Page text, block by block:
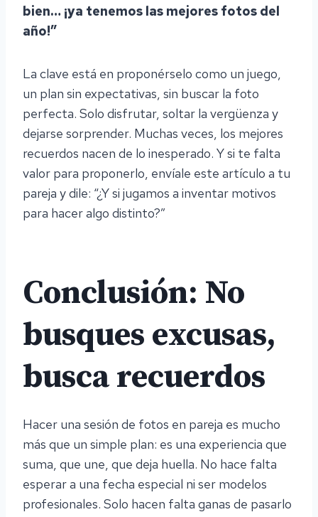
bien… ¡ya tenemos las mejores fotos del
año!”
La clave está en proponérselo como un juego,
un plan sin expectativas, sin buscar la foto
perfecta. Solo disfrutar, soltar la vergüenza y
dejarse sorprender. Muchas veces, los mejores
recuerdos nacen de lo inesperado. Y si te falta
valor para proponerlo, envíale este artículo a tu
pareja y dile: “¿Y si jugamos a inventar motivos
para hacer algo distinto?”
Conclusión: No
busques excusas,
busca recuerdos
Hacer una sesión de fotos en pareja es mucho
más que un simple plan: es una experiencia que
suma, que une, que deja huella. No hace falta
esperar a una fecha especial ni ser modelos
profesionales. Solo hacen falta ganas de pasarlo